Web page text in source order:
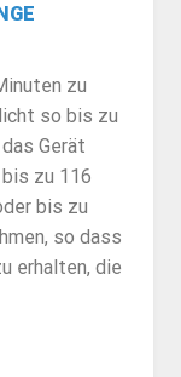
zu
so bis zu
Gerät
zu 116
bis zu
so dass
erhalten, die